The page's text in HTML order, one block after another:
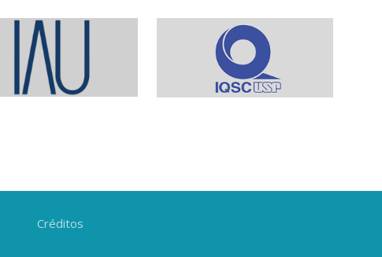
Créditos